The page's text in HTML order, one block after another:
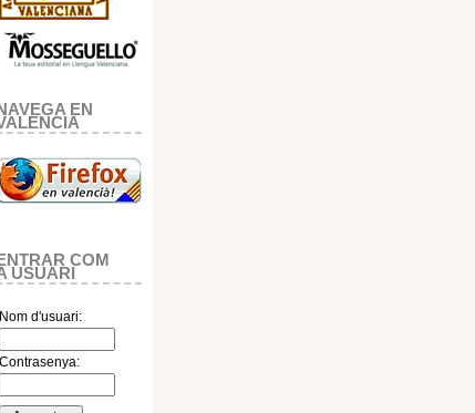
EN
COM
USUARI
Nom d'usuari:
Contrasenya: